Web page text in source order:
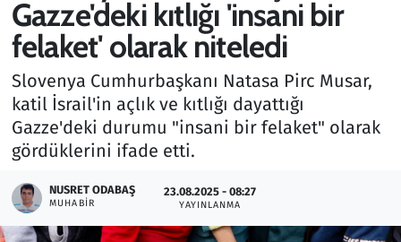
Gazze'deki kıtlığı 'insani bir
felaket' olarak niteledi
Slovenya Cumhurbaşkanı Natasa Pirc Musar,
katil İsrail'in açlık ve kıtlığı dayattığı
Gazze'deki durumu "insani bir felaket" olarak
gördüklerini ifade etti.
NUSRET ODABAŞ
MUHABIR
23.08.2025 - 08:27
YAYINLANMA
Kurumsal Haberler
Lezzet Durağı
Memur ve Kamu
Otomobil
Oyun